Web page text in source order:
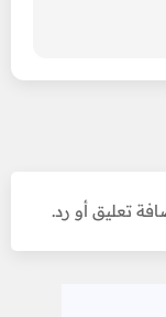
تعليق أو رد.